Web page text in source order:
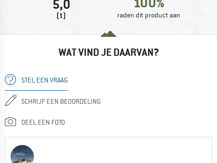
5,0
(1) raden dit product aan
WAT VIND JE DAARVAN?
STEL EEN VRAAG
SCHRIJF EEN BEOORDELING
DEEL EEN FOTO